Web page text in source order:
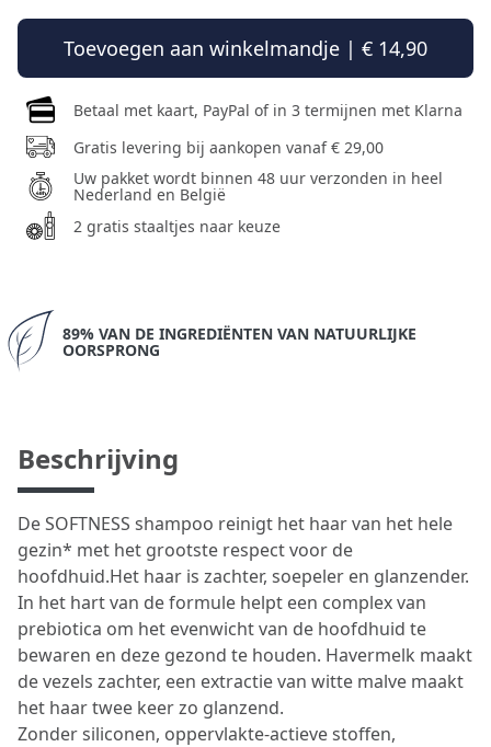
Toevoegen aan winkelmandje | € 14,90
Betaal met kaart, PayPal of in 3 termijnen met Klarna
Gratis levering bij aankopen vanaf € 29,00
Uw pakket wordt binnen 48 uur verzonden in heel
Nederland en België
2 gratis staaltjes naar keuze
89% VAN DE INGREDIËNTEN VAN NATUURLIJKE
OORSPRONG
Beschrijving
De SOFTNESS shampoo reinigt het haar van het hele
gezin* met het grootste respect voor de
hoofdhuid.Het haar is zachter, soepeler en glanzender.
In het hart van de formule helpt een complex van
prebiotica om het evenwicht van de hoofdhuid te
bewaren en deze gezond te houden. Havermelk maakt
de vezels zachter, een extractie van witte malve maakt
het haar twee keer zo glanzend.
Zonder siliconen, oppervlakte-actieve stoffen,